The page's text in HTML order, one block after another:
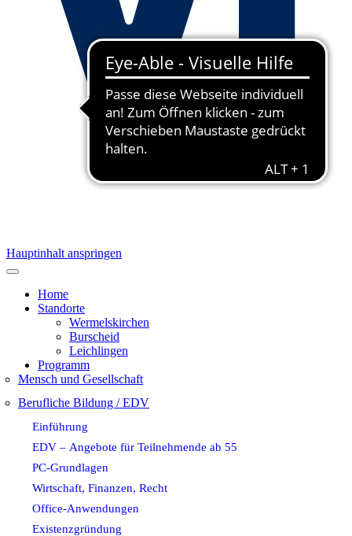
Hauptinhalt anspringen
Home
Standorte
Wermelskirchen
Burscheid
Leichlingen
Programm
Mensch und Gesellschaft
Berufliche Bildung / EDV
Einführung
EDV – Angebote für Teilnehmende ab 55
PC-Grundlagen
Wirtschaft, Finanzen, Recht
Office-Anwendungen
Existenzgründung